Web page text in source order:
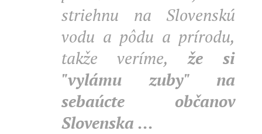
striehnu na Slovenskú
vodu a pôdu a prírodu,
takže veríme,že si
"vylámu zuby" na
sebaúcte občanov
Slovenska ...